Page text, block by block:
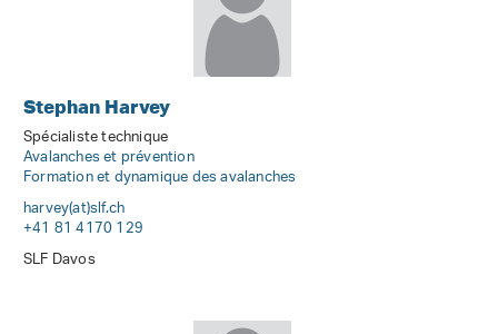
Stephan Harvey
Spécialiste technique
Avalanches et prévention
Formation et dynamique des avalanches
harvey(at)slf.ch
+41 81 4170 129
SLF Davos